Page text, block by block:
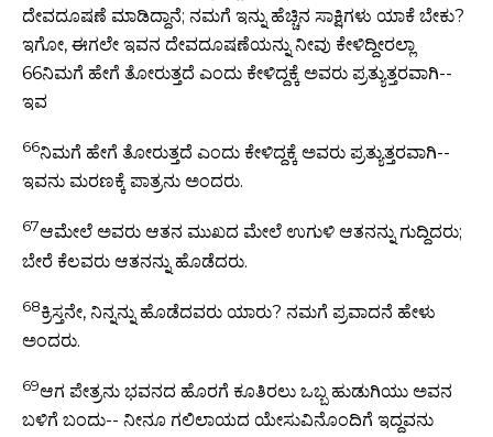
ದೇವದೂಷಣೆ ಮಾಡಿದ್ದಾನೆ; ನಮಗೆ ಇನ್ನು ಹೆಚ್ಚಿನ ಸಾಕ್ಷಿಗಳು ಯಾಕೆ ಬೇಕು?
ಇಗೋ, ಈಗಲೇ ಇವನ ದೇವದೂಷಣೆಯನ್ನು ನೀವು ಕೇಳಿದ್ದೀರಲ್ಲಾ
66ನಿಮಗೆ ಹೇಗೆ ತೋರುತ್ತದೆ ಎಂದು ಕೇಳಿದ್ದಕ್ಕೆ ಅವರು ಪ್ರತ್ಯುತ್ತರವಾಗಿ--
ಇವ
66ನಿಮಗೆ ಹೇಗೆ ತೋರುತ್ತದೆ ಎಂದು ಕೇಳಿದ್ದಕ್ಕೆ ಅವರು ಪ್ರತ್ಯುತ್ತರವಾಗಿ--
ಇವನು ಮರಣಕ್ಕೆ ಪಾತ್ರನು ಅಂದರು.
67ಆಮೇಲೆ ಅವರು ಆತನ ಮುಖದ ಮೇಲೆ ಉಗುಳಿ ಆತನನ್ನು ಗುದ್ದಿದರು;
ಬೇರೆ ಕೆಲವರು ಆತನನ್ನು ಹೊಡೆದರು.
68ಕ್ರಿಸ್ತನೇ, ನಿನ್ನನ್ನು ಹೊಡೆದವರು ಯಾರು? ನಮಗೆ ಪ್ರವಾದನೆ ಹೇಳು
ಅಂದರು.
69ಆಗ ಪೇತ್ರನು ಭವನದ ಹೊರಗೆ ಕೂತಿರಲು ಒಬ್ಬ ಹುಡುಗಿಯು ಅವನ
ಬಳಿಗೆ ಬಂದು-- ನೀನೂ ಗಲಿಲಾಯದ ಯೇಸುವಿನೊಂದಿಗೆ ಇದ್ದವನು